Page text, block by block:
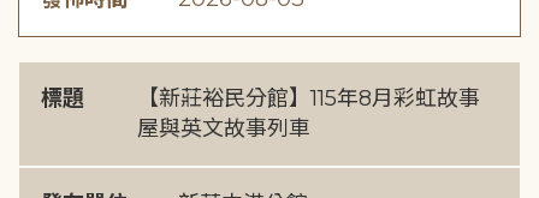
標題
【新莊裕民分館】115年8月彩虹故事
屋與英文故事列車